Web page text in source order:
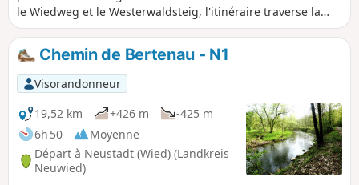
le Wiedweg et le Westerwaldsteig, l'itinéraire traverse la
vallée de la Wied et les montagnes du Wied. Une autre
petite boucle mène de la vallée du Masbach au cône
volcanique du Rossbacher Häubchen, qui offre une vue
imprenable. Le point culminant de la randonnée est
l'ascension du Rossbacher Häubchen, visible de loin, qui
offre une vue imprenable sur cette partie du Westerwald.
Chemin de Bertenau - N1
Visorandonneur
19,52 km
+426 m
-425 m
6h 50
Moyenne
Départ à Neustadt (Wied) (Landkreis
Neuwied)